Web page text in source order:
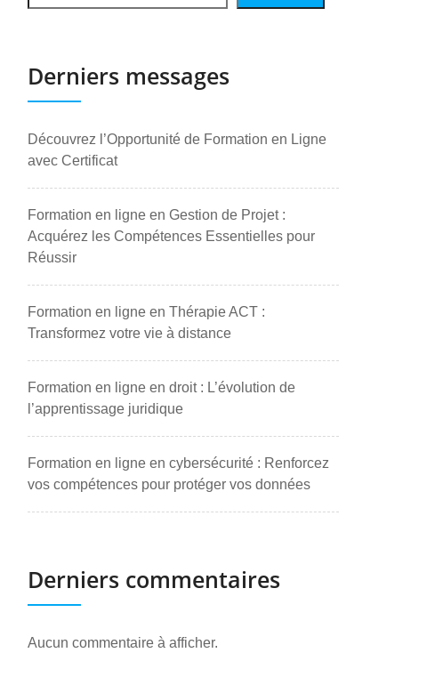
Derniers messages
Découvrez l’Opportunité de Formation en Ligne
avec Certificat
Formation en ligne en Gestion de Projet :
Acquérez les Compétences Essentielles pour
Réussir
Formation en ligne en Thérapie ACT :
Transformez votre vie à distance
Formation en ligne en droit : L’évolution de
l’apprentissage juridique
Formation en ligne en cybersécurité : Renforcez
vos compétences pour protéger vos données
Derniers commentaires
Aucun commentaire à afficher.